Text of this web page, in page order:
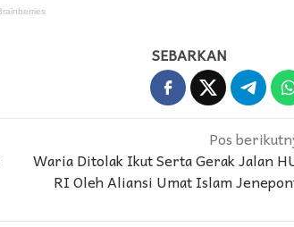
SEBARKAN
Pos
Waria Ditolak Ikut Serta Gerak Jalan
RI Oleh Aliansi Umat Islam